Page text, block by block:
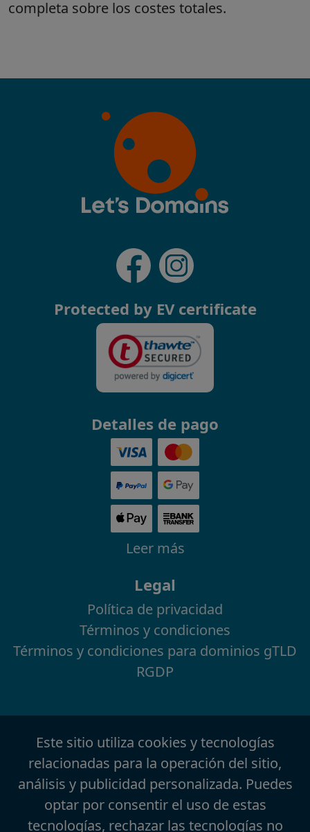
Protected by EV certificate
Detalles de pago
Leer más
Legal
Política de privacidad
Términos y condiciones
Términos y condiciones para dominios gTLD
RGDP
Este sitio utiliza cookies y tecnologías
relacionadas para la operación del sitio,
análisis y publicidad personalizada. Puedes
optar por consentir el uso de estas
tecnologías, rechazar las tecnologías no